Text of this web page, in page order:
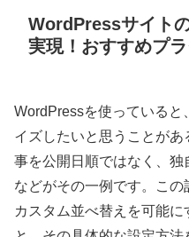
WordPressサイト
実現！おすすめプ
WordPressを使っていると
イズしたいと思うことが
事を公開日順ではなく、
などがその一例です。こ
カスタム並べ替えを可能